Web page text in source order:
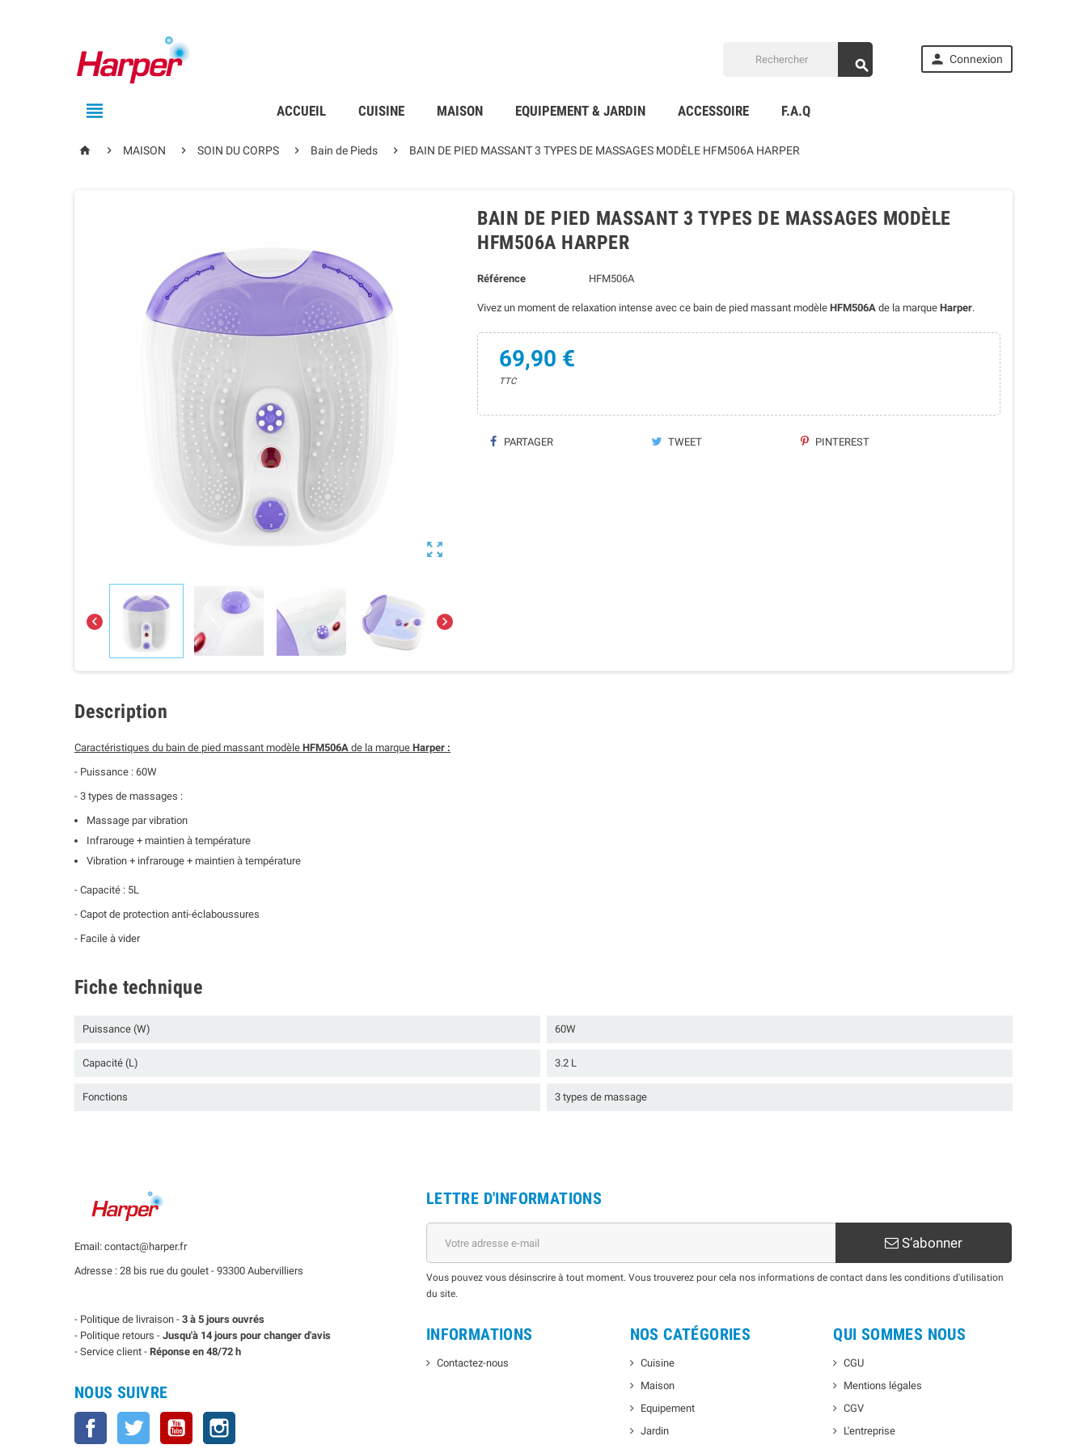
  Connexion
 ACCUEIL CUISINE MAISON EQUIPEMENT & JARDIN ACCESSOIRE F.A.Q
  MAISON  SOIN DU CORPS  Bain de Pieds  BAIN DE PIED MASSANT 3 TYPES DE MASSAGES MODÈLE HFM506A HARPER

 
BAIN DE PIED MASSANT 3 TYPES DE MASSAGES MODÈLE
HFM506A HARPER
Référence HFM506A
Vivez un moment de relaxation intense avec ce bain de pied massant modèleHFM506A de la marqueHarper.
69,90 €
TTC
PARTAGER TWEET PINTEREST
Description
Caractéristiques du bain de pied massant modèle HFM506A de la marque Harper :
- Puissance : 60W
- 3 types de massages :
Massage par vibration
Infrarouge + maintien à température
Vibration + infrarouge + maintien à température
- Capacité : 5L
- Capot de protection anti-éclaboussures
- Facile à vider
Fiche technique
Puissance (W) 60W
Capacité (L) 3.2 L
Fonctions 3 types de massage
Email: contact@harper.fr
Adresse : 28 bis rue du goulet - 93300 Aubervilliers
- Politique de livraison - 3 à 5 jours ouvrés
- Politique retours - Jusqu'à 14 jours pour changer d'avis
- Service client - Réponse en 48/72 h
NOUS SUIVRE
Facebook Twitter YouTube
LETTRE D'INFORMATIONS
S’abonner
Vous pouvez vous désinscrire à tout moment. Vous trouverez pour cela nos informations de contact dans les conditions d'utilisation
du site.
INFORMATIONS
Contactez-nous
NOS CATÉGORIES
Cuisine
Maison
Equipement
Jardin
QUI SOMMES NOUS
CGU
Mentions légales
CGV
L'entreprise